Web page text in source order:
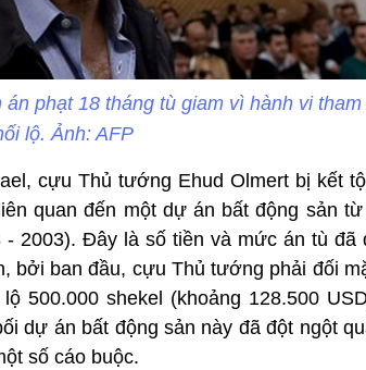
phạt 18 tháng tù giam vì hành vi
lộ. Ảnh: AFP
cựu Thủ tướng Ehud Olmert bị kết
quan đến một dự án bất động sản
2003). Đây là số tiền và mức án tù đã
bởi ban đầu, cựu Thủ tướng phải đối
500.000 shekel (khoảng 128.500
dự án bất động sản này đã đột ngột
số cáo buộc.